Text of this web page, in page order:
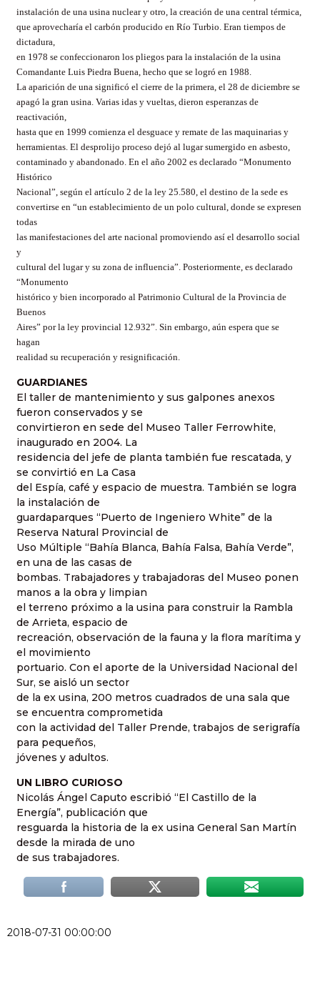
instalación de una usina nuclear y otro, la creación de una central térmica,
que aprovecharía el carbón producido en Río Turbio. Eran tiempos de
dictadura,
en 1978 se confeccionaron los pliegos para la instalación de la usina
Comandante Luis Piedra Buena, hecho que se logró en 1988.
La aparición de una significó el cierre de la primera, el 28 de diciembre se
apagó la gran usina. Varias idas y vueltas, dieron esperanzas de
reactivación,
hasta que en 1999 comienza el desguace y remate de las maquinarias y
herramientas. El desprolijo proceso dejó al lugar sumergido en asbesto,
contaminado y abandonado. En el año 2002 es declarado “Monumento
Histórico
Nacional”, según el artículo 2 de la ley 25.580, el destino de la sede es
convertirse en “un establecimiento de un polo cultural, donde se expresen
todas
las manifestaciones del arte nacional promoviendo así el desarrollo social
y
cultural del lugar y su zona de influencia”. Posteriormente, es declarado
“Monumento
histórico y bien incorporado al Patrimonio Cultural de la Provincia de
Buenos
Aires” por la ley provincial 12.932”. Sin embargo, aún espera que se
hagan
realidad su recuperación y resignificación.
GUARDIANES
El taller de mantenimiento y sus galpones anexos
fueron conservados y se
convirtieron en sede del Museo Taller Ferrowhite,
inaugurado en 2004. La
residencia del jefe de planta también fue rescatada, y
se convirtió en La Casa
del Espía, café y espacio de muestra. También se logra
la instalación de
guardaparques “Puerto de Ingeniero White” de la
Reserva Natural Provincial de
Uso Múltiple “Bahía Blanca, Bahía Falsa, Bahía Verde”,
en una de las casas de
bombas. Trabajadores y trabajadoras del Museo ponen
manos a la obra y limpian
el terreno próximo a la usina para construir la Rambla
de Arrieta, espacio de
recreación, observación de la fauna y la flora marítima y
el movimiento
portuario. Con el aporte de la Universidad Nacional del
Sur, se aisló un sector
de la ex usina, 200 metros cuadrados de una sala que
se encuentra comprometida
con la actividad del Taller Prende, trabajos de serigrafía
para pequeños,
jóvenes y adultos.
UN LIBRO CURIOSO
Nicolás Ángel Caputo escribió “El Castillo de la
Energía”, publicación que
resguarda la historia de la ex usina General San Martín
desde la mirada de uno
de sus trabajadores.
2018-07-31 00:00:00